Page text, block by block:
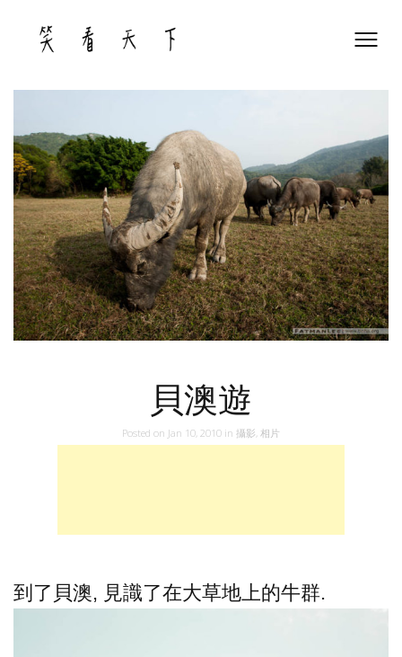
content
貝澳遊
Posted on Jan 10, 2010 in 攝影 相片
到了貝澳, 見識了在大草地上的牛群.